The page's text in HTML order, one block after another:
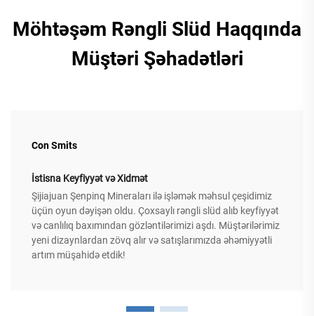
Möhtəşəm Rəngli Slüd Haqqında
Müştəri Şəhadətləri
Con Smits
İstisna Keyfiyyət və Xidmət
Şijiajuan Şenpinq Mineraları ilə işləmək məhsul çeşidimiz
üçün oyun dəyişən oldu. Çoxsaylı rəngli slüd alıb keyfiyyət
və canlılıq baxımından gözləntilərimizi aşdı. Müştərilərimiz
yeni dizaynlardan zövq alır və satışlarımızda əhəmiyyətli
artım müşahidə etdik!